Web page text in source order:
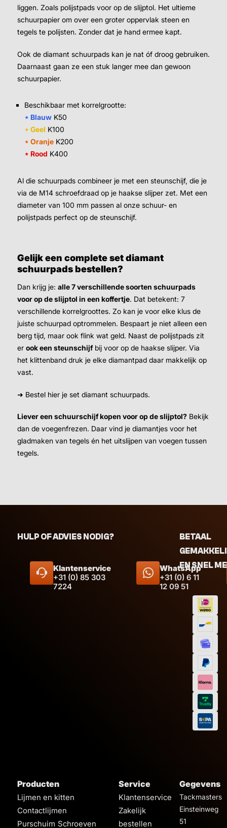
liggen. Zoals polijstpads voor op de slijptol. Het ultieme
schuurpapier om over een groter oppervlak steen en
tegels te polijsten. Zonder dat je hand ermee kapt.
Ook de diamant schuurpads kan je nat óf droog gebruiken.
Daarnaast gaan ze een stuk langer mee dan gewoon
schuurpapier.
Beschikbaar met korrelgrootte:
⋆ Blauw K50
⋆ Geel K100
⋆ Oranje K200
⋆ Rood K400
Al die schuurpads combineer je met een steunschijf, die je
via de M14 schroefdraad op je haakse slijper zet. Met een
diameter van 100 mm passen al onze schuur- en
polijstpads perfect op de steunschijf.
Gelijk een complete set diamant
schuurpads bestellen?
Dan krijg je: alle 7 verschillende soorten schuurpads
voor op de slijptol in een koffertje. Dat betekent: 7
verschillende korrelgroottes. Zo kan je voor elke klus de
juiste schuurpad optrommelen. Bespaart je niet alleen een
berg tijd, maar ook flink wat geld. Naast de polijstpads zit
er ook een steunschijfbij voor op de haakse slijper. Via
het klittenband druk je elke diamantpad daar makkelijk op
vast.
➜ Bestel hier je set diamant schuurpads.
Liever een schuurschijf kopen voor op de slijptol? Bekijk
dan de voegenfrezen. Daar vind je diamantjes voor het
gladmaken van tegels én het uitslijpen van voegen tussen
tegels.
HULP OF ADVIES NODIG?
Klantenservice
+31 (0) 85 303
7224
WhatsApp
+31 (0) 6 11
12 09 51
BETAAL
EN SNEL
Producten
Lijmen en kitten
Contactlijmen
Purschuim Schroeven
Service
Klantenservice
Zakelijk
bestellen
Gegevens
Tackmasters
Einsteinweg
51